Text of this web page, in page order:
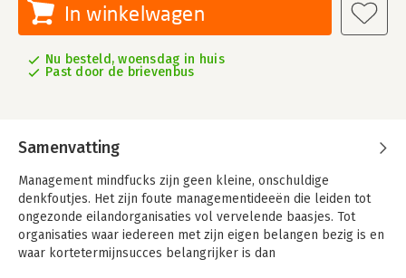
In winkelwagen
Nu besteld, woensdag in huis
Past door de brievenbus
Samenvatting
Management mindfucks zijn geen kleine, onschuldige
denkfoutjes. Het zijn foute managementideeën die leiden tot
ongezonde eilandorganisaties vol vervelende baasjes. Tot
organisaties waar iedereen met zijn eigen belangen bezig is en
waar kortetermijnsucces belangrijker is dan